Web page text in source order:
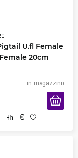
U.fl Female
20cm
in magazzino